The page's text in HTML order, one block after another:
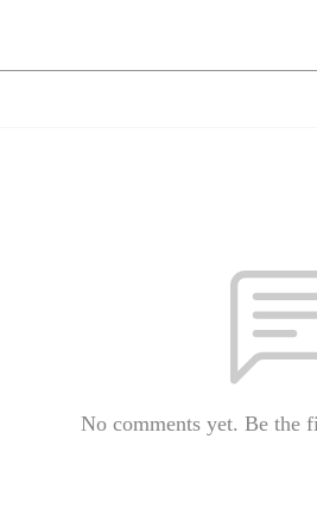
No comments yet. Be the